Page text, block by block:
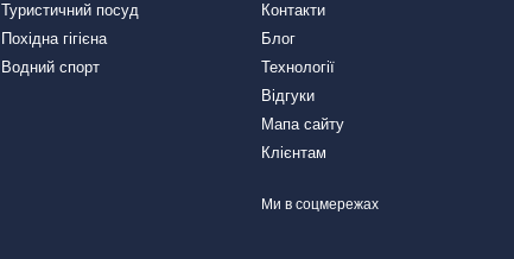
Туристичний посуд
Похідна гігієна
Водний спорт
Контакти
Блог
Технології
Відгуки
Мапа сайту
Клієнтам
Ми в соцмережах